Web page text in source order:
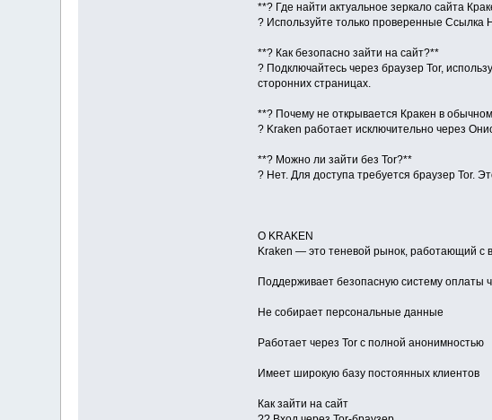
**? Где найти актуальное зеркало сайта
? Используйте только проверенные Ссылка
**? Как безопасно зайти на сайт?**
? Подключайтесь через браузер Tor,
сторонних страницах.
**? Почему не открывается Кракен в
? Kraken работает исключительно через
**? Можно ли зайти без Tor?**
? Нет. Для доступа требуется браузер Tor.
О KRAKEN
Kraken — это теневой рынок, работающий с
Поддерживает безопасную систему оплаты
Не собирает персональные данные
Работает через Tor с полной анонимностью
Имеет широкую базу постоянных клиентов
Как зайти на сайт